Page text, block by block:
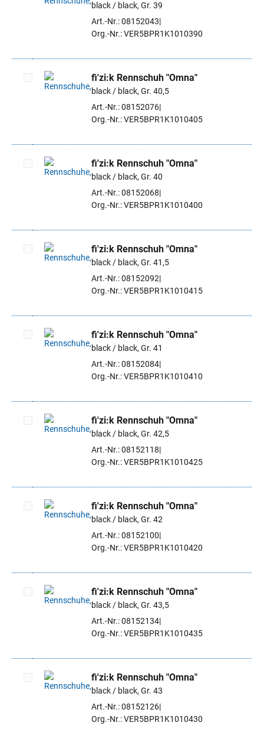
Artikel auswählen
black / black, Gr. 39
Art.-Nr.: 08152043
Org.-Nr.: VER5BPR1K1010390
Artikel auswählen
fi'zi:k Rennschuh "Omna"
black / black, Gr. 40,5
Art.-Nr.: 08152076
Org.-Nr.: VER5BPR1K1010405
Artikel auswählen
fi'zi:k Rennschuh "Omna"
black / black, Gr. 40
Art.-Nr.: 08152068
Org.-Nr.: VER5BPR1K1010400
Artikel auswählen
fi'zi:k Rennschuh "Omna"
black / black, Gr. 41,5
Art.-Nr.: 08152092
Org.-Nr.: VER5BPR1K1010415
Artikel auswählen
fi'zi:k Rennschuh "Omna"
black / black, Gr. 41
Art.-Nr.: 08152084
Org.-Nr.: VER5BPR1K1010410
Artikel auswählen
fi'zi:k Rennschuh "Omna"
black / black, Gr. 42,5
Art.-Nr.: 08152118
Org.-Nr.: VER5BPR1K1010425
Artikel auswählen
fi'zi:k Rennschuh "Omna"
black / black, Gr. 42
Art.-Nr.: 08152100
Org.-Nr.: VER5BPR1K1010420
Artikel auswählen
fi'zi:k Rennschuh "Omna"
black / black, Gr. 43,5
Art.-Nr.: 08152134
Org.-Nr.: VER5BPR1K1010435
Artikel auswählen
fi'zi:k Rennschuh "Omna"
black / black, Gr. 43
Art.-Nr.: 08152126
Org.-Nr.: VER5BPR1K1010430